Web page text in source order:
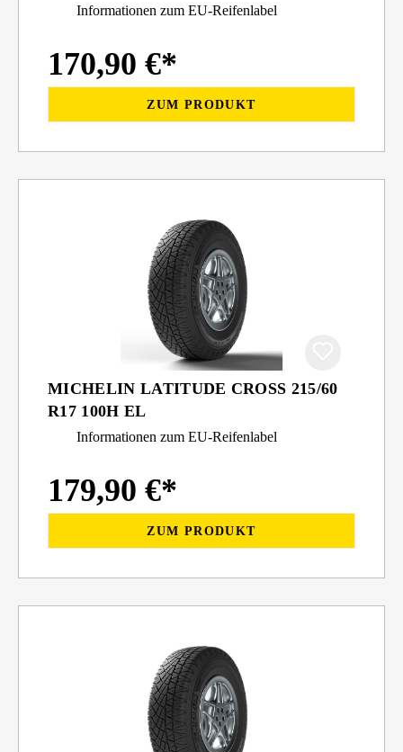
Informationen zum EU-Reifenlabel
170,90 €*
ZUM PRODUKT
MICHELIN LATITUDE CROSS 215/60
R17 100H EL
Informationen zum EU-Reifenlabel
179,90 €*
ZUM PRODUKT